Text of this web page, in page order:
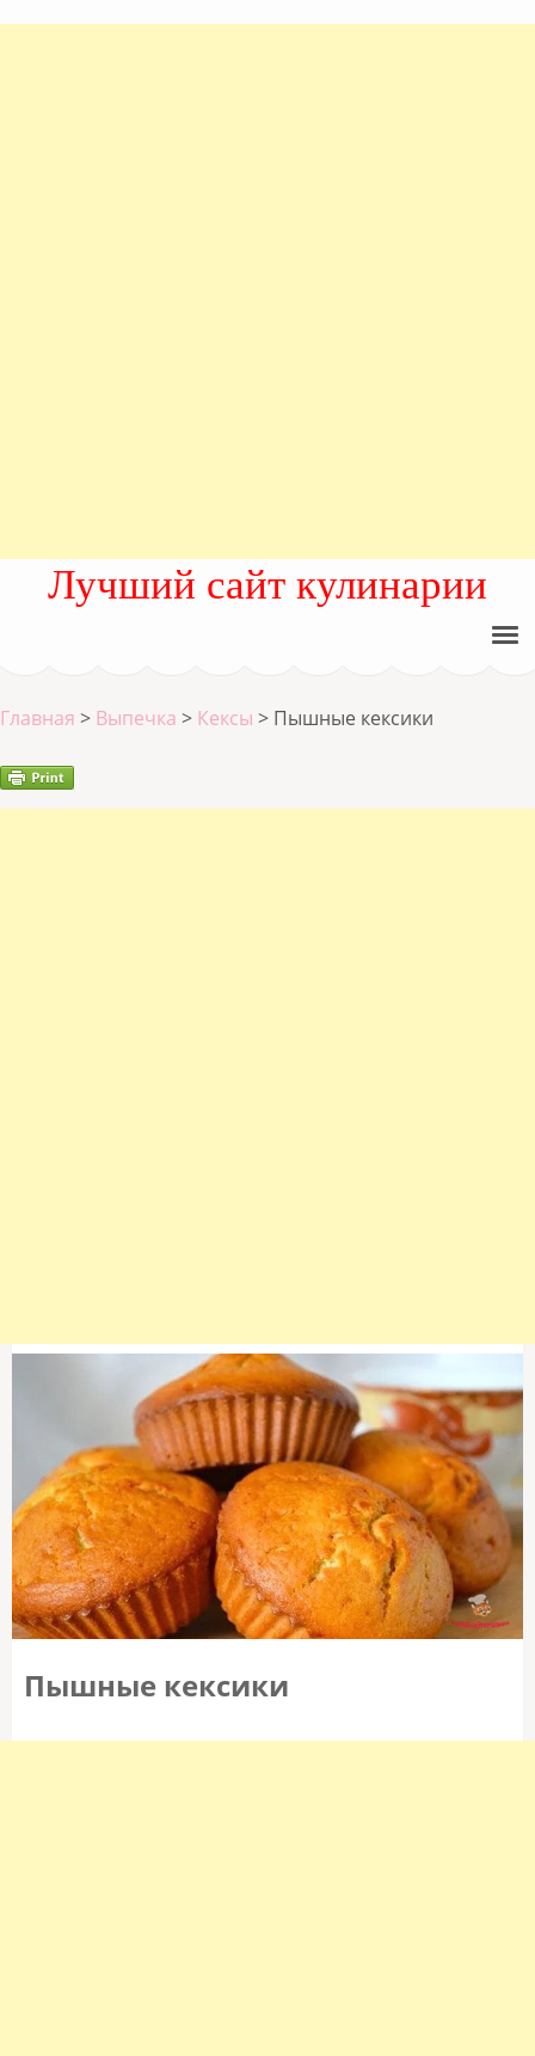
Лучший сайт кулинарии
Главная > Выпечка > Кексы > Пышные кексики
Пышные кексики